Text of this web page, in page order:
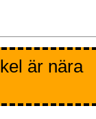
är nära